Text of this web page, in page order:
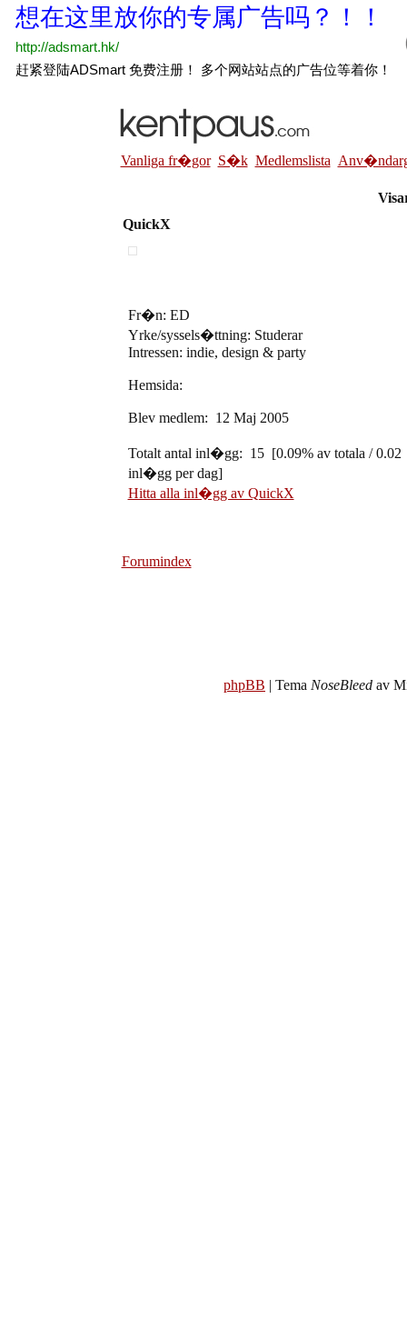
Vanliga fr�gor S�k Medlemslista
QuickX
Fr�n: ED
Yrke/syssels�ttning: Studerar
Intressen: indie, design & party
Hemsida:
Blev medlem: 12 Maj 2005
Totalt antal inl�gg: 15 [0.09% av totala / 0.02
inl�gg per dag]
Hitta alla inl�gg av QuickX
Forumindex
phpBB | Tema NoseBleed av